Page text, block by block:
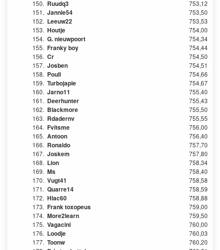
150. Ruudq3
753,12
151. Jannie54
753,50
152. Leeuw22
753,53
153. Houtje
754,00
154. G. nieuwpoort
754,34
155. Franky boy
754,44
156. Cr
754,50
157. Josben
754,51
158. Poull
754,66
159. Turbojapie
754,67
160. Jarno11
755,40
161. Deerhunter
755,43
162. Blackmore
755,50
163. Rdadernv
755,55
164. Fvitsme
756,00
165. Antoon
756,40
166. Ronaldo
757,70
167. Joskem
757,80
168. Lion
758,34
169. Ms
758,40
170. Vugt41
758,58
171. Quarre14
758,59
172. Hlac60
758,88
173. Frank toxopeus
759,00
174. More2learn
759,50
175. Vagacini
760,00
176. Loodje
760,03
177. Toonw
760,20